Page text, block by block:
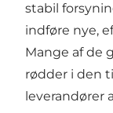
stabil
indføre nye,
Mange af de
rødder i den
leverandører